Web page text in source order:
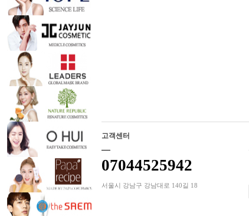
고객센터
07044525942
서울시 강남구 강남대로 140길 18